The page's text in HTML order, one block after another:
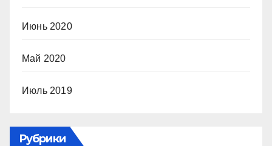
Июнь 2020
Май 2020
Июль 2019
Рубрики